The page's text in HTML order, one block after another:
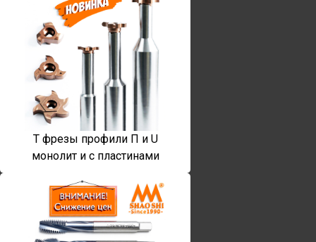
T фрезы профили П и U
монолит и с пластинами